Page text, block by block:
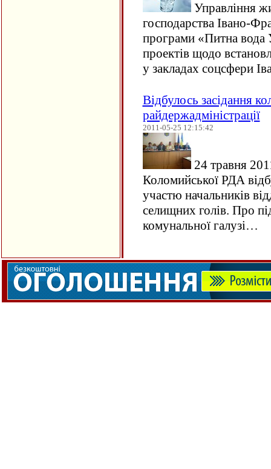
Управління
господарства Івано-
програми «Питна вода
проектів щодо
у закладах соцсфери
Відбулось засідання
райдержадміністрації
2011-05-25 12:15:42
24 травня
Коломийської РДА
участю начальників
селищних голів. Про
комунальної галузі…